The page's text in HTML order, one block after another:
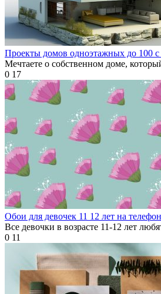
Проекты домов одноэтажных до 100 с
Мечтаете о собственном доме,
0 17
Обои для девочек 11 12 лет на телефон
Все девочки в возрасте 11-12 лет
0 11